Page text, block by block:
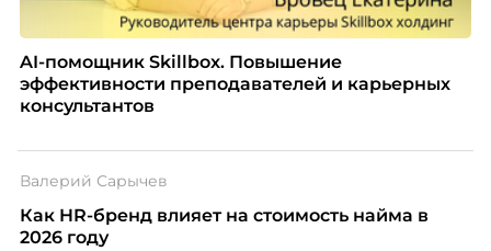
AI-помощник Skillbox. Повышение
эффективности преподавателей и карьерных
консультантов
Валерий Сарычев
Как HR-бренд влияет на стоимость найма в
2026 году